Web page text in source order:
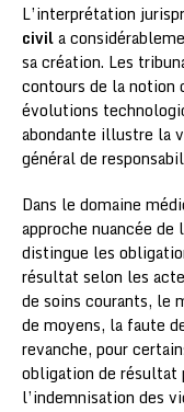
L’interprétation
civila
sa création. Les
contours de la notion
évolutions
abondante illustre la
général de
Dans le domaine
approche nuancée de
distingue les
résultat selon les
de soins courants, le
de moyens, la faute
revanche, pour
obligation de
l’indemnisation des